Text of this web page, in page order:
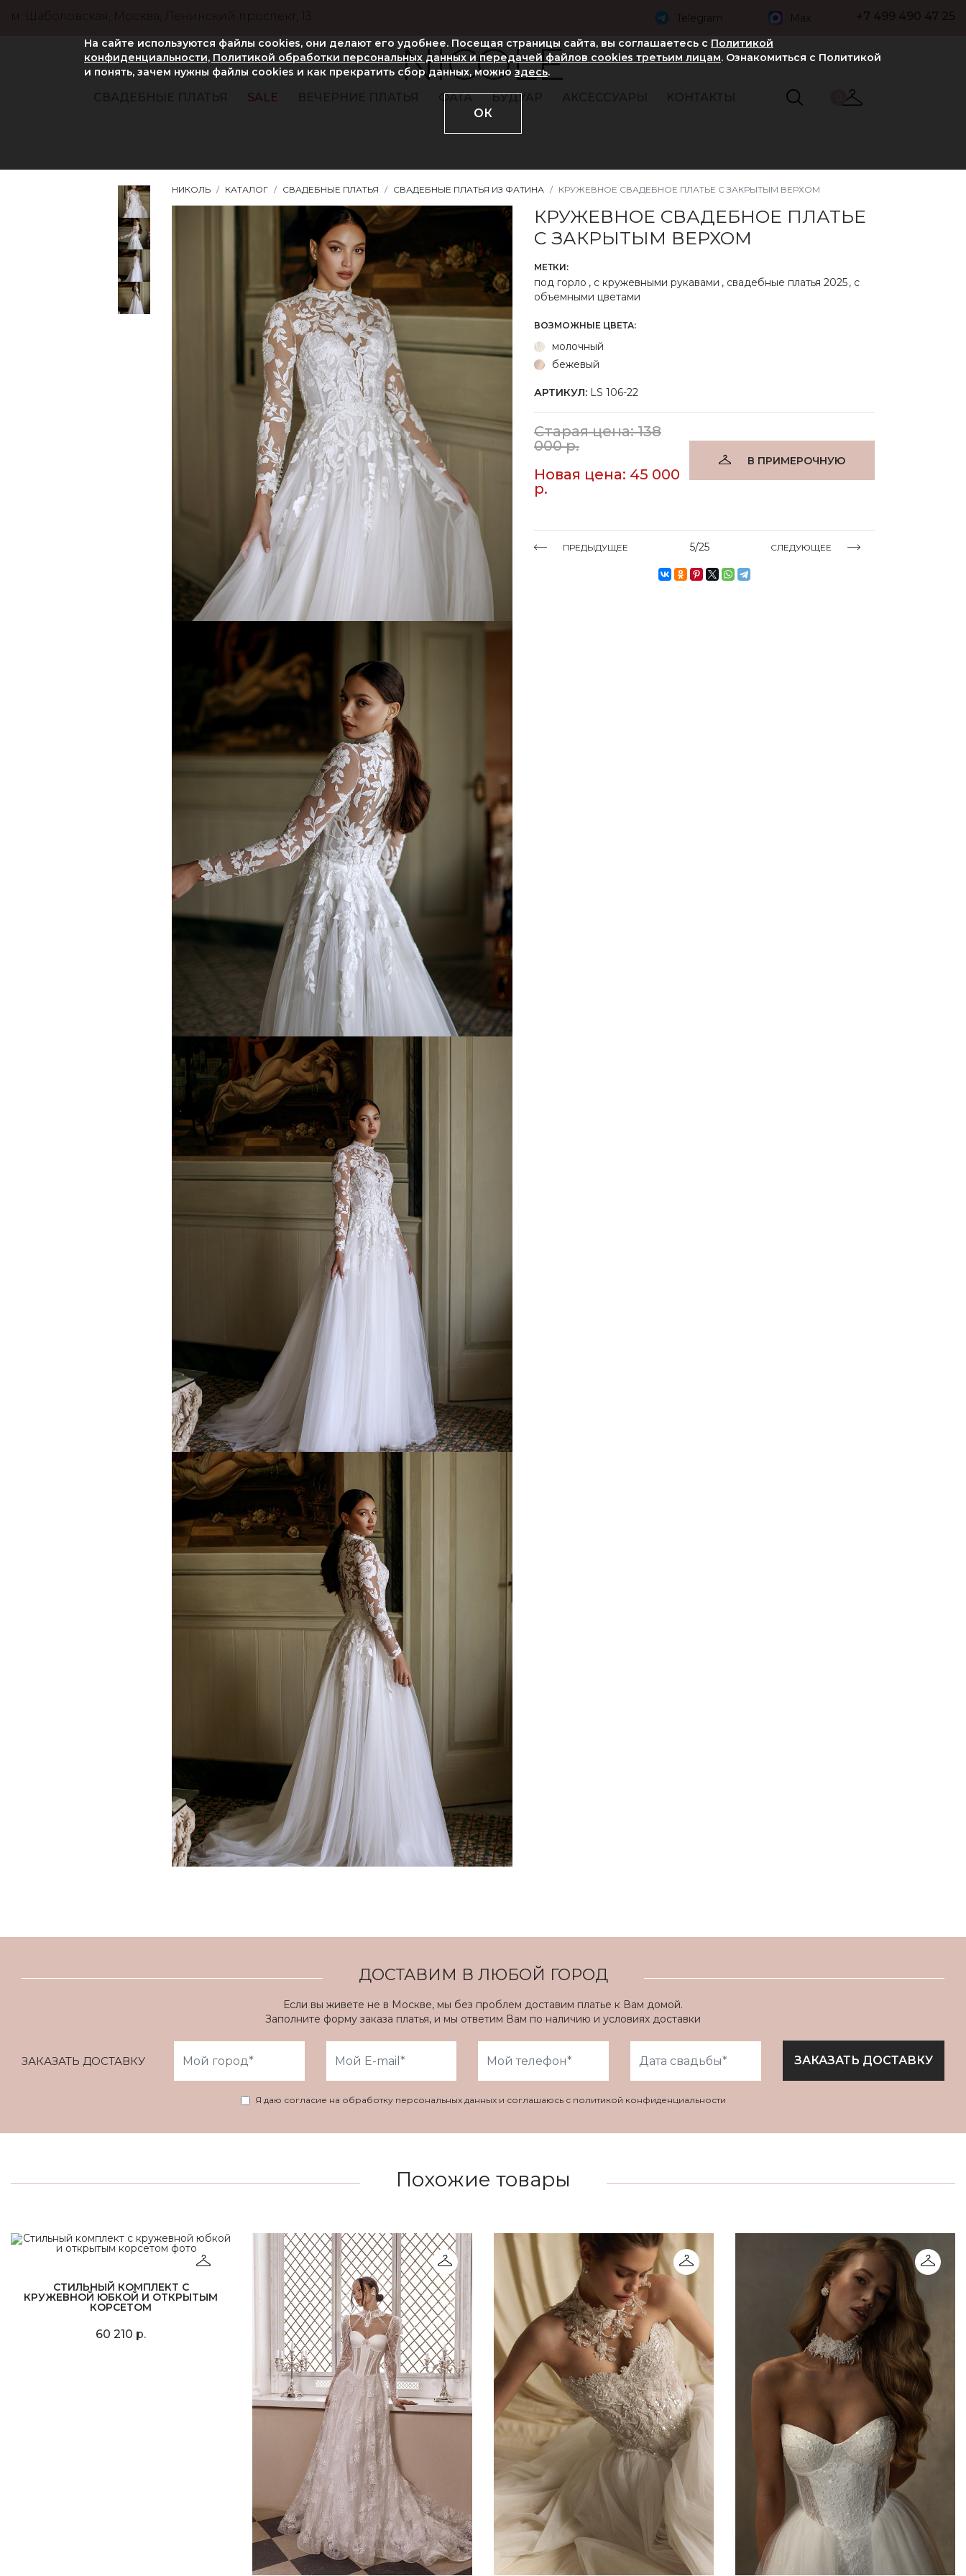
м. Шаболовская, Москва, Ленинский проспект, 13 Telegram Max +7 499 490 47 25
NICOLE
СВАДЕБНЫЕ ПЛАТЬЯ SALE ВЕЧЕРНИЕ ПЛАТЬЯ ФАТА БУДУАР АКСЕССУАРЫ КОНТАКТЫ
НИКОЛЬ КАТАЛОГ СВАДЕБНЫЕ ПЛАТЬЯ СВАДЕБНЫЕ ПЛАТЬЯ ИЗ ФАТИНА КРУЖЕВНОЕ СВАДЕБНОЕ ПЛАТЬЕ С ЗАКРЫТЫМ ВЕРХОМ
КРУЖЕВНОЕ СВАДЕБНОЕ ПЛАТЬЕ
С ЗАКРЫТЫМ ВЕРХОМ
МЕТКИ:
под горло , с кружевными рукавами , свадебные платья 2025, с
объемными цветами
ВОЗМОЖНЫЕ ЦВЕТА:
молочный
бежевый
АРТИКУЛ: LS 106-22
Старая цена: 138
000 р.
Новая цена: 45 000
р.
В ПРИМЕРОЧНУЮ
ПРЕДЫДУЩЕЕ 5/25 СЛЕДУЮЩЕЕ
ДОСТАВИМ В ЛЮБОЙ ГОРОД
Если вы живете не в Москве, мы без проблем доставим платье к Вам домой.
Заполните форму заказа платья, и мы ответим Вам по наличию и условиях доставки
ЗАКАЗАТЬ ДОСТАВКУ ЗАКАЗАТЬ ДОСТАВКУ
Я даю согласие на обработку персональных данных и соглашаюсь с политикой конфиденциальности
Похожие товары
СТИЛЬНЫЙ КОМПЛЕКТ С
КРУЖЕВНОЙ ЮБКОЙ И ОТКРЫТЫМ
КОРСЕТОМ
60 210 р.
На сайте используются файлы cookies, они делают его удобнее. Посещая страницы сайта, вы соглашаетесь с Политикой
конфиденциальности, Политикой обработки персональных данных и передачей файлов cookies третьим лицам. Ознакомиться с Политикой
и понять, зачем нужны файлы сookies и как прекратить сбор данных, можно здесь.
ОК